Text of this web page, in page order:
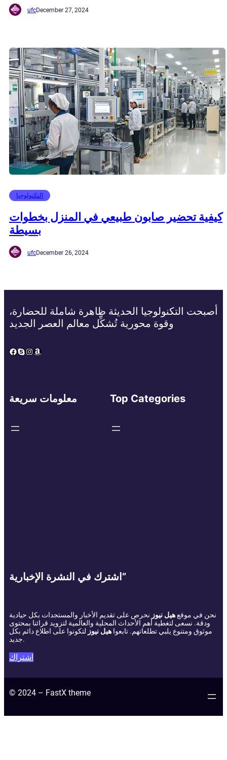
ufcDecember 27, 2024
التكنولوجيا
كيفية تحضير صابون طبيعي في المنزل بخطوات
بسيطة
ufcDecember 26, 2024
أصبحت التكنولوجيا الحديثة ظاهرة شاملة للحضارة،
وقوة محورية تُشكِّل معالم العصر الجديد
Facebook
Skype
Instagram
Amazon
معلومات سريعة Top Categories
اشترك في النشرة الإخبارية”
نحن في موقع هيل نيوز نحرص على تقديم الأخبار والمستجدات بكل حيادية
ودقة. نسعى لتغطية أهم الأحداث المحلية والعالمية لتزويد قرائنا بمحتوى
موثوق ومتنوع يلبي تطلعاتهم. تابعوا هيل نيوز لتكونوا على اطلاع دائم بكل
جديد.
اشتراك
© 2024 – FastX theme